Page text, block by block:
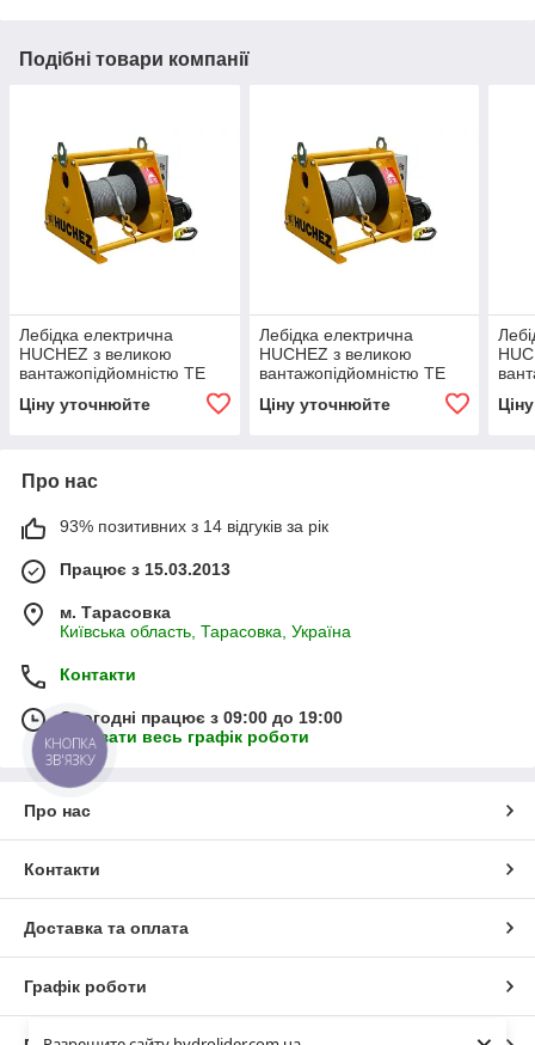
Подібні товари компанії
Лебідка електрична
HUCHEZ з великою
вантажопідйомністю TE
швидкість
Ціну уточнюйте
Лебідка електрична
HUCHEZ з великою
вантажопідйомністю TE
600 кг/10 м / хв, регулятор
швидкості
Ціну уточнюйте
Про нас
93% позитивних з 14 відгуків за рік
Працює з 15.03.2013
м. Тарасовка
Київська область, Тарасовка, Україна
Контакти
Сьогодні працює з 09:00 до 19:00
Показати весь графік роботи
Про нас
Контакти
Доставка та оплата
Графік роботи
КНОПКА
ЗВ'ЯЗКУ